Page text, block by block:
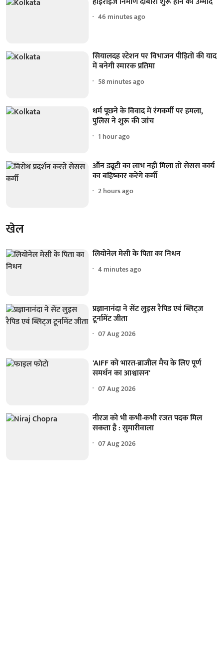
46 minutes ago
सियालदह स्टेशन पर विभाजन पीड़ितों की याद
में बनेगी स्मारक प्रतिमा
58 minutes ago
धर्म पूछने के विवाद में रंगकर्मी पर हमला,
पुलिस ने शुरू की जांच
1 hour ago
ऑन ड्यूटी का लाभ नहीं मिला तो सेंसस कार्य
का बहिष्कार करेंगे कर्मी
2 hours ago
खेल
लियोनेल मेसी के पिता का निधन
4 minutes ago
प्रज्ञानानंदा ने सेंट लुइस रैपिड एवं ब्लिट्ज
टूर्नामेंट जीता
07 Aug 2026
'AIFF को भारत-ब्राजील मैच के लिए पूर्ण
समर्थन का आश्वासन'
07 Aug 2026
नीरज को भी कभी-कभी रजत पदक मिल
सकता है : सुमारीवाला
07 Aug 2026